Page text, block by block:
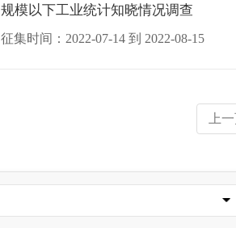
规模以下工业统计知晓情况调查
征集时间： 2022-07-14 到 2022-08-15
上